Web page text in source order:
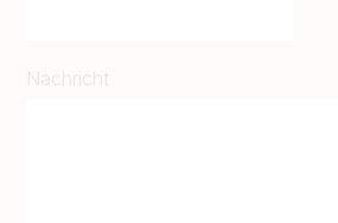
Nachricht